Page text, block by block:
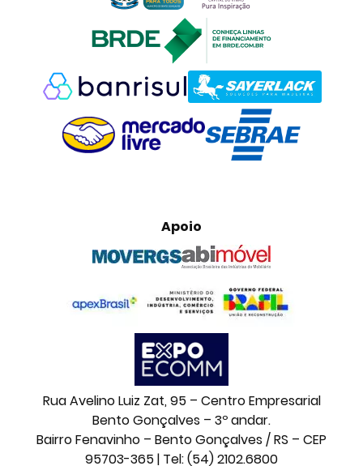
Apoio
Rua Avelino Luiz Zat, 95 – Centro Empresarial
Bento Gonçalves – 3º andar.
Bairro Fenavinho – Bento Gonçalves / RS – CEP
95703-365 | Tel: (54) 2102.6800